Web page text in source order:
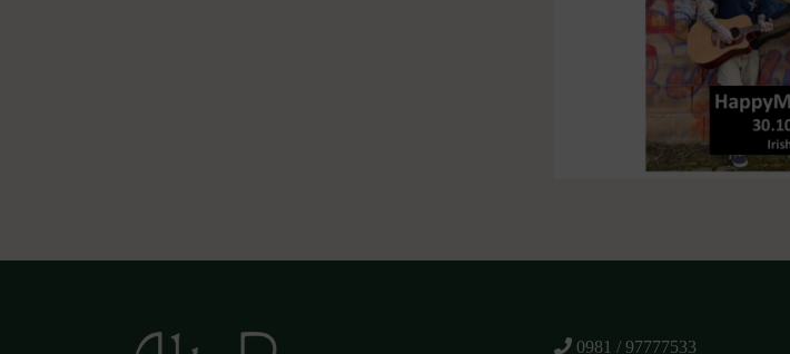
0981 / 97777533